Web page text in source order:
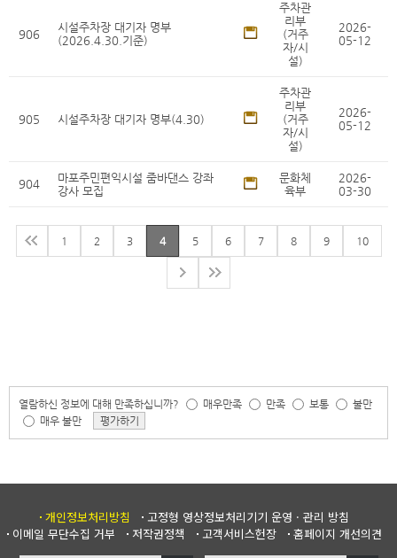
906
시설주차장 대기자 명부
(2026.4.30.기준)
주차관
리부
(거주
자/시
설)
2026-
05-12
905 시설주차장 대기자 명부(4.30)
주차관
리부
(거주
자/시
설)
2026-
05-12
904
마포주민편익시설 줌바댄스 강좌
강사 모집
문화체
육부
2026-
03-30
1 2 3 4 5 6 7 8 9 10
열람하신 정보에 대해 만족하십니까? 매우만족 만족 보통
불만
매우 불만
평가하기
개인정보처리방침
고정형 영상정보처리기기 운영 · 관리 방침
이메일 무단수집 거부
저작권정책 고객서비스헌장 홈페이지 개선의견